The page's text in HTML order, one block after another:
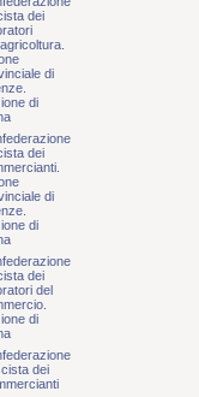
dei
di
di
dei
di
di
dei
del
di
dei